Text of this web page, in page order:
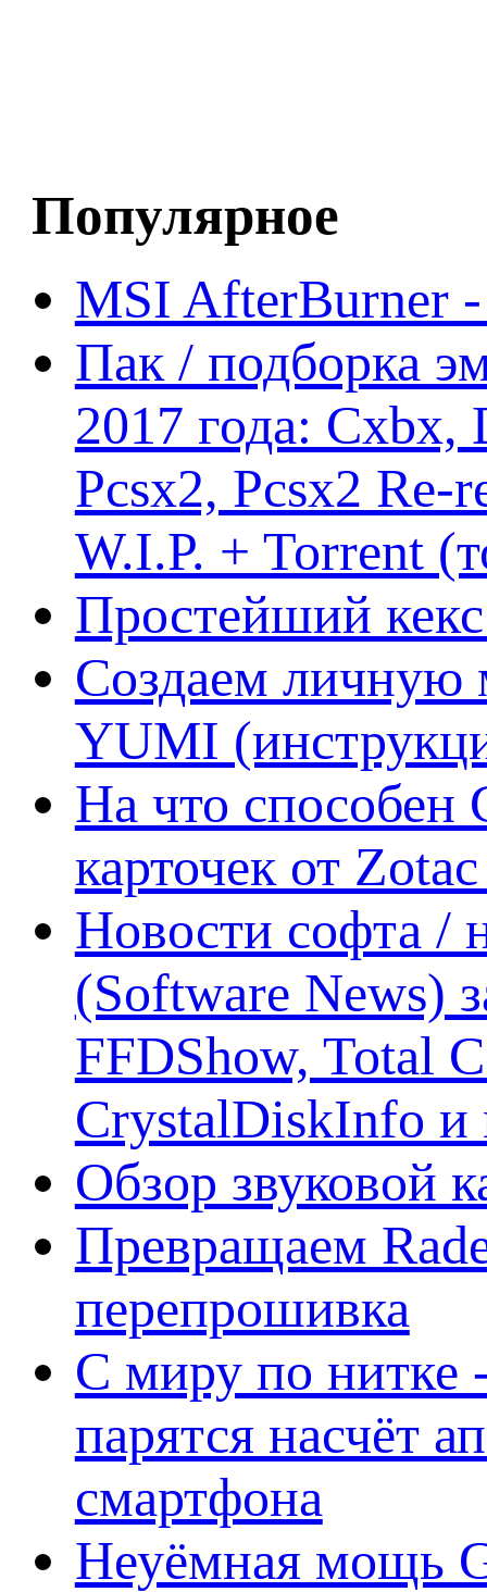
Популярное
MSI AfterBurner
Пак / подборка
2017 года:
Pcsx2, Pcsx2
W.I.P. + Torrent
Простейший кекс
Создаем личную
YUMI
На что способен
карточек от
Новости софта /
(Software News)
FFDShow, Total
CrystalDiskInfo и
Обзор звуковой
Превращаем
перепрошивка
С миру по нитке
парятся насчёт
смартфона
Неуёмная мощь